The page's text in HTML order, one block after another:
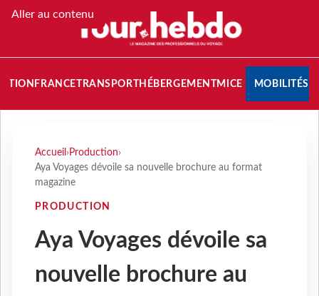
Aller au contenu
FRANCETRANSPORT HÉBERGEMENTMICE MOBILITÉS
Accueil › Production›
Aya Voyages dévoile sa nouvelle brochure au format
magazine
PRODUCTION
Aya Voyages dévoile sa
nouvelle brochure au